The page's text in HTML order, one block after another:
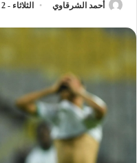
أحمد الشرقاوي الثلاثاء - 2 ديسمبر - 2025 / 9:45 صباحًا